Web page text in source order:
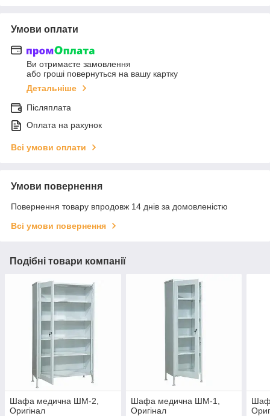
Умови оплати
Ви отримаєте замовлення
або гроші повернуться на вашу картку
Детальніше
Післяплата
Оплата на рахунок
Всі умови оплати
Умови повернення
Повернення товару впродовж 14 днів за домовленістю
Всі умови повернення
Подібні товари компанії
Шафа медична ШМ-2,
Оригінал
Шафа медична ШМ-1,
Оригінал